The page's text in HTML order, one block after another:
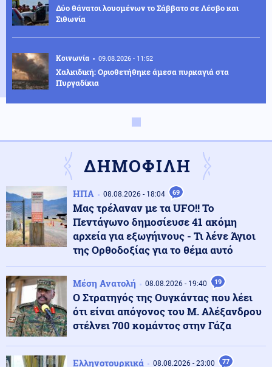
Δύο θάνατοι λουομένων το Σάββατο σε Λέσβο και
Σιθωνία
Κοινωνία 09.08.2026 - 11:52
Χαλκιδική: Οριοθετήθηκε άμεσα πυρκαγιά στα
Πυργαδίκια
Κόσμος
Σαουδική Αραβία: Οι Χούθι ανέλαβαν την ευθύνη για
επίθεση σε διυλιστήριο της Aramco
Κοινωνία 09.08.2026 - 11:37
θάνατο του 4χρονου στην Πάρο
Κόσμος 09.08.2026 - 11:30
ΗΠΑ: «Δώρο» 1 δισ. δολάρια στη Κολομβία στην
ορκωμοσία του νέου προέδρου
ΔΗΜΟΦΙΛΗ
ΗΠΑ 08.08.2026 - 18:04 69
Μας τρέλαναν με τα UFO!! Το
Πεντάγωνο δημοσίευσε 41 ακόμη
αρχεία για εξωγήινους - Τι λένε Άγιοι
της Ορθοδοξίας για το θέμα αυτό
Μέση Ανατολή 08.08.2026 - 19:40 19
Ο Στρατηγός της Ουγκάντας που λέει
ότι είναι απόγονος του Μ. Αλέξανδρου
στέλνει 700 κομάντος στην Γάζα
Ελληνοτουρκικά 08.08.2026 - 23:00 77